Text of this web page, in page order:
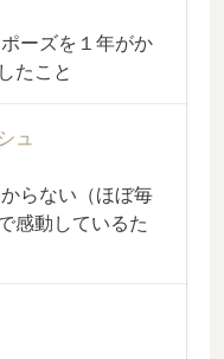
ーズを１年がか
たこと
ュ
らない（ほぼ毎
感動しているた